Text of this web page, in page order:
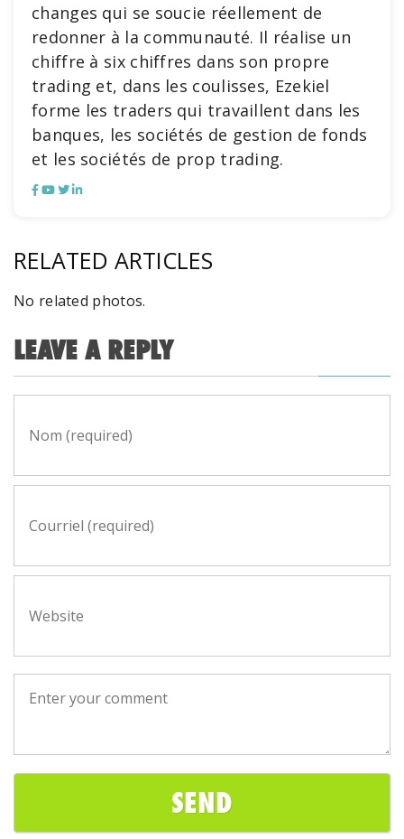
changes qui se soucie réellement de
redonner à la communauté. Il réalise un
chiffre à six chiffres dans son propre
trading et, dans les coulisses, Ezekiel
forme les traders qui travaillent dans les
banques, les sociétés de gestion de fonds
et les sociétés de prop trading.
RELATED ARTICLES
No related photos.
LEAVE A REPLY